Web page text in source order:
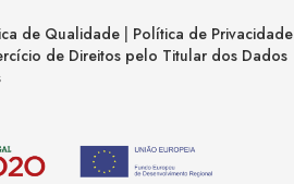
de Qualidade| Política de Privacidade|
de Direitos pelo Titular dos Dados